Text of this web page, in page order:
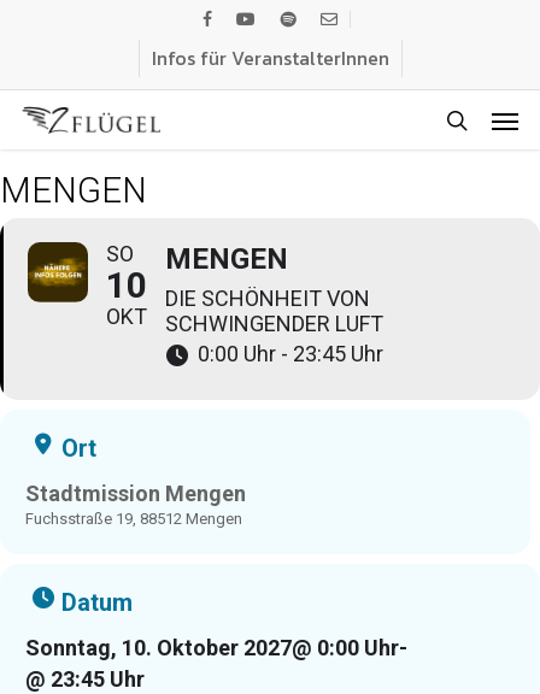
content
facebook
youtubespotifyemail
Infos für VeranstalterInnen
MENGEN
SO
10
OKT
MENGEN
DIE SCHÖNHEIT VON
SCHWINGENDER LUFT
0:00 Uhr - 23:45 Uhr
Ort
Stadtmission Mengen
Fuchsstraße 19, 88512 Mengen
Datum
Sonntag, 10. Oktober 2027@ 0:00 Uhr-
@ 23:45 Uhr